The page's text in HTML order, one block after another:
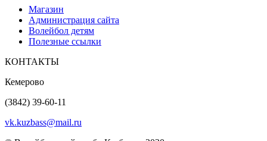
Магазин
Администрация сайта
Волейбол детям
Полезные ссылки
КОНТАКТЫ
Кемерово
(3842) 39-60-11
vk.kuzbass@mail.ru